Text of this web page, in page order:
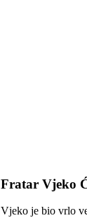
Fratar Vjeko
Vjeko je bio vrlo